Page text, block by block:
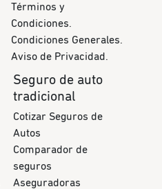
Términos y
Condiciones.
Condiciones Generales.
Aviso de Privacidad.
Seguro de auto
tradicional
Cotizar Seguros de
Autos
Comparador de
seguros
Aseguradoras